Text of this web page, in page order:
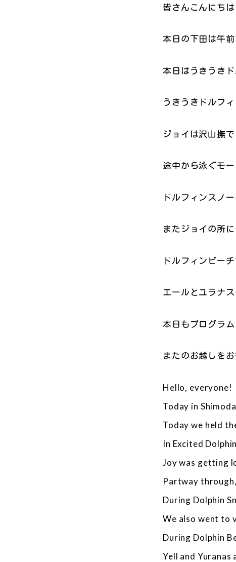
皆さんこんにちは
本日の下田は午
本日はうきうき
うきうきドルフ
ジョイは沢山撫
途中から泳ぐモ
ドルフィンスノ
またジョイの所
ドルフィンビー
エールとユラナ
本日もプログラ
またのお越しを
Hello, everyone!
Today in
Today we held
In Excited
Joy was getting
Partway
During Dolphin
We also went to
During Dolphin
Yell and Yuranas